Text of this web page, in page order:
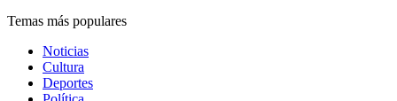
Temas más populares
Noticias
Cultura
Deportes